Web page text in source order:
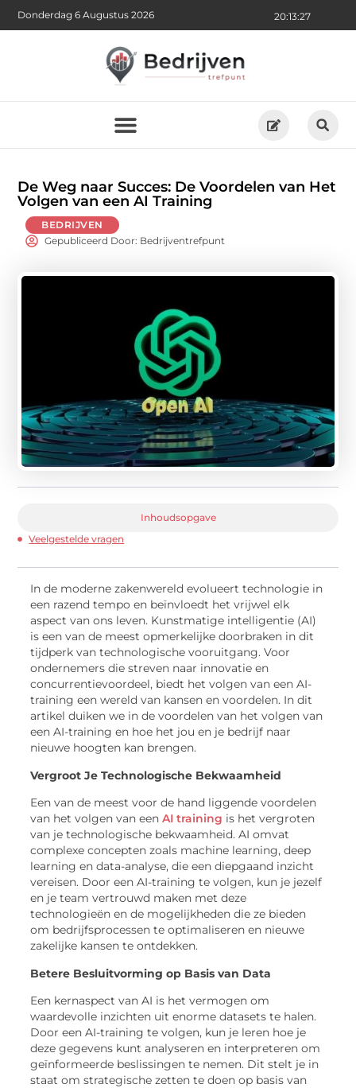
20:13:29
Donderdag 6 Augustus 2026
De Weg naar Succes: De Voordelen van Het
Volgen van een AI Training
BEDRIJVEN
Gepubliceerd Door: Bedrijventrefpunt
Inhoudsopgave
Veelgestelde vragen
In de moderne zakenwereld evolueert technologie in
een razend tempo en beïnvloedt het vrijwel elk
aspect van ons leven. Kunstmatige intelligentie (AI)
is een van de meest opmerkelijke doorbraken in dit
tijdperk van technologische vooruitgang. Voor
ondernemers die streven naar innovatie en
concurrentievoordeel, biedt het volgen van een AI-
training een wereld van kansen en voordelen. In dit
artikel duiken we in de voordelen van het volgen van
een AI-training en hoe het jou en je bedrijf naar
nieuwe hoogten kan brengen.
Vergroot Je Technologische Bekwaamheid
Een van de meest voor de hand liggende voordelen
van het volgen van eenAI training is het vergroten
van je technologische bekwaamheid. AI omvat
complexe concepten zoals machine learning, deep
learning en data-analyse, die een diepgaand inzicht
vereisen. Door een AI-training te volgen, kun je jezelf
en je team vertrouwd maken met deze
technologieën en de mogelijkheden die ze bieden
om bedrijfsprocessen te optimaliseren en nieuwe
zakelijke kansen te ontdekken.
Betere Besluitvorming op Basis van Data
Een kernaspect van AI is het vermogen om
waardevolle inzichten uit enorme datasets te halen.
Door een AI-training te volgen, kun je leren hoe je
deze gegevens kunt analyseren en interpreteren om
geïnformeerde beslissingen te nemen. Dit stelt je in
staat om strategische zetten te doen op basis van